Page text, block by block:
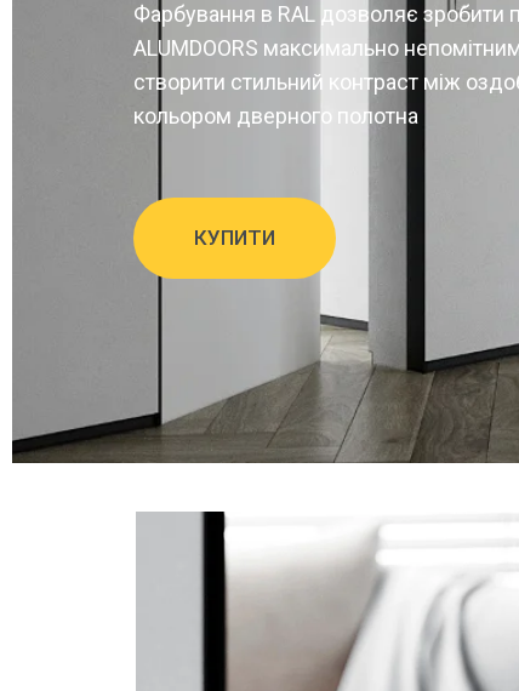
Фарбування в RAL дозволяє зробити
ALUMDOORS максимально
створити стильний контраст між
кольором дверного полотна
КУПИТИ